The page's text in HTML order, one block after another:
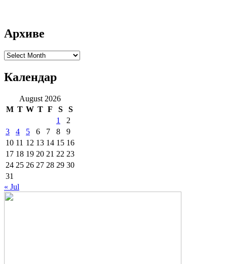
Архиве
Архиве
Календар
August 2026
M T W T F S
S
1
2
3
4 5 6 7 8
9
10 11 12 13 14 15 16
17 18 19 20 21 22 23
24 25 26 27 28 29 30
31
« Jul